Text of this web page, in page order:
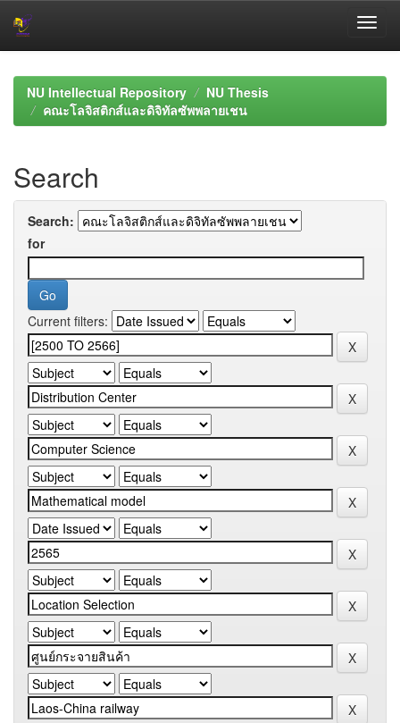
navigationNU Intellectual Repository
NU Thesis
คณะโลจิสติกส์และดิจิทัลซัพพลายเชน
Search
Search:
for
Current filters: